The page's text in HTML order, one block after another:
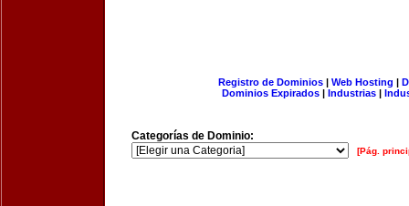
Registro de Dominios| Web Hosting |
Dominios Expirados | Industrias |
Categorías de Dominio:
[Pág.